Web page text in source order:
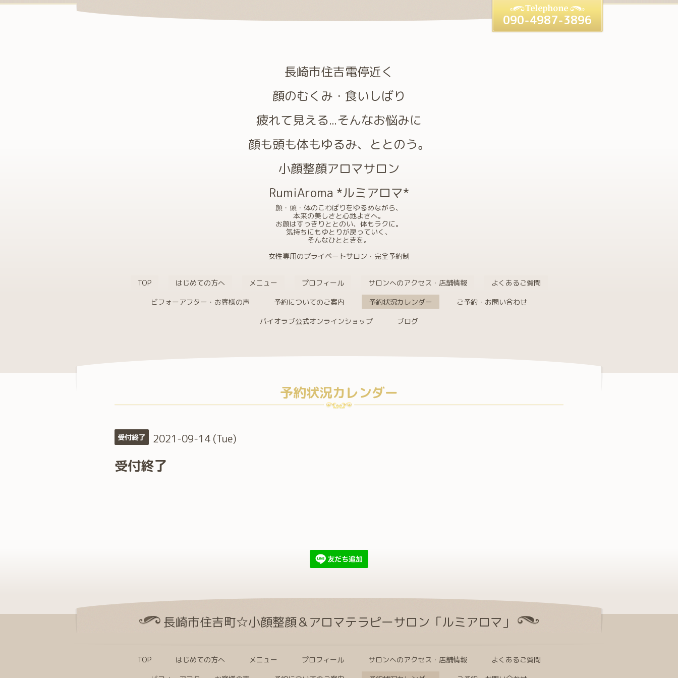
長崎市住吉電停近く
顔のむくみ・食いしばり
疲れて見える...そんなお悩みに
顔も頭も体もゆるみ、ととのう。
小顔整顔アロマサロン
RumiAroma *ルミアロマ*
顔・頭・体のこわばりをゆるめながら、
本来の美しさと心地よさへ。
お顔はすっきりととのい、体もラクに。
気持ちにもゆとりが戻っていく、
そんなひとときを。
女性専用のプライベートサロン・完全予約制
090-4987-3896
TOP はじめての方へ メニュー プロフィール サロンへのアクセス・店舗情報
よくあるご質問
ビフォーアフター・お客様の声
予約についてのご案内 予約状況カレンダー
ご予約・お問い合わせ
バイオラブ公式オンラインショップ
ブログ
予約状況カレンダー
受付終了 2021-09-14 (Tue)
受付終了
長崎市住吉町☆小顔整顔＆アロマテラピーサロン「ルミアロマ」
TOP はじめての方へ メニュー プロフィール サロンへのアクセス・店舗情報
よくあるご質問